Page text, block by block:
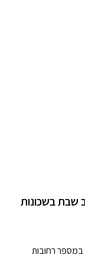
שבת בשכונות
רחובות